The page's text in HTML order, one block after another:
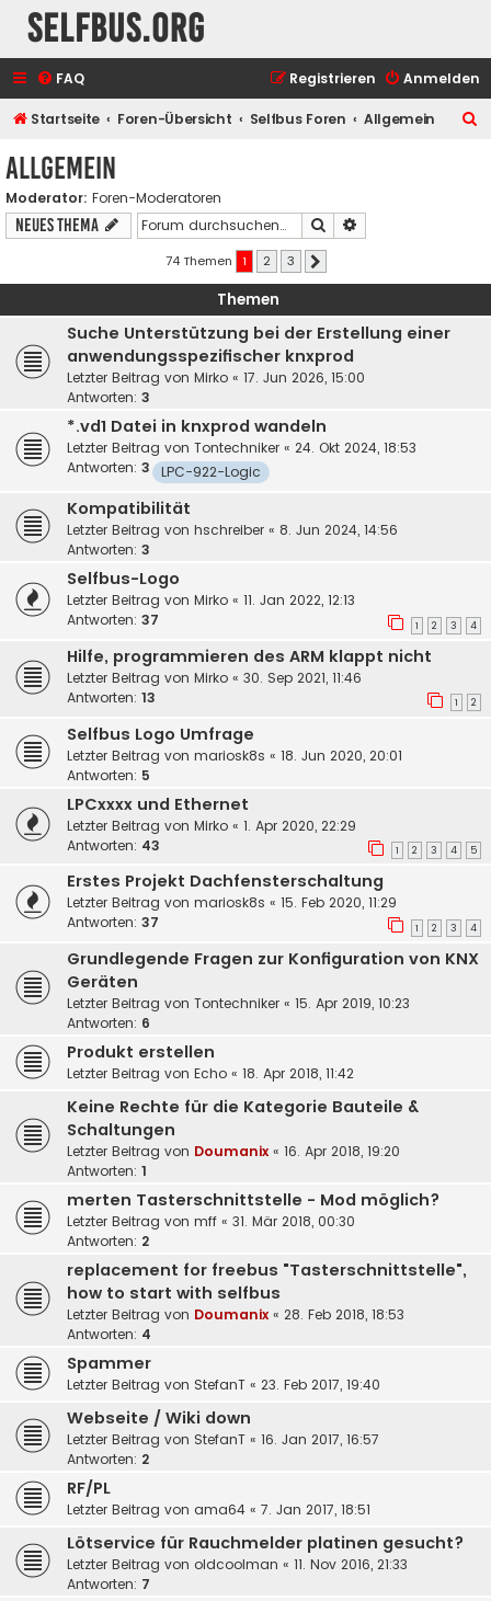
selfbus.org
FAQ Anmelden
Registrieren
Startseite Foren-Übersicht Selfbus Foren Allgemein
Allgemein
Moderator: Foren-Moderatoren
Neues Thema Suche
74 Themen 1 2 3
Themen
Suche Unterstützung bei der Erstellung einer
anwendungsspezifischer knxprod
Letzter Beitrag von Mirko « 17. Jun 2026, 15:00
Antworten: 3
*.vd1 Datei in knxprod wandeln
Letzter Beitrag von Tontechniker « 24. Okt 2024, 18:53
Antworten: 3 LPC-922-Logic
Kompatibilität
Letzter Beitrag von hschreiber « 8. Jun 2024, 14:56
Antworten: 3
Selfbus-Logo
Letzter Beitrag von Mirko « 11. Jan 2022, 12:13
Antworten: 37 1 2 3 4
Hilfe, programmieren des ARM klappt nicht
Letzter Beitrag von Mirko « 30. Sep 2021, 11:46
Antworten: 13 1 2
Selfbus Logo Umfrage
Letzter Beitrag von mariosk8s « 18. Jun 2020, 20:01
Antworten: 5
LPCxxxx und Ethernet
Letzter Beitrag von Mirko « 1. Apr 2020, 22:29
Antworten: 43 1 2 3 4 5
Erstes Projekt Dachfensterschaltung
Letzter Beitrag von mariosk8s « 15. Feb 2020, 11:29
Antworten: 37 1 2 3 4
Grundlegende Fragen zur Konfiguration von KNX
Geräten
Letzter Beitrag von Tontechniker « 15. Apr 2019, 10:23
Antworten: 6
Produkt erstellen
Letzter Beitrag von Echo « 18. Apr 2018, 11:42
Keine Rechte für die Kategorie Bauteile &
Schaltungen
Letzter Beitrag von Doumanix « 16. Apr 2018, 19:20
Antworten: 1
merten Tasterschnittstelle - Mod möglich?
Letzter Beitrag von mff « 31. Mär 2018, 00:30
Antworten: 2
replacement for freebus "Tasterschnittstelle",
how to start with selfbus
Letzter Beitrag von Doumanix « 28. Feb 2018, 18:53
Antworten: 4
Spammer
Letzter Beitrag von StefanT « 23. Feb 2017, 19:40
Webseite / Wiki down
Letzter Beitrag von StefanT « 16. Jan 2017, 16:57
Antworten: 2
RF/PL
Letzter Beitrag von ama64 « 7. Jan 2017, 18:51
Lötservice für Rauchmelder platinen gesucht?
Letzter Beitrag von oldcoolman « 11. Nov 2016, 21:33
Antworten: 7